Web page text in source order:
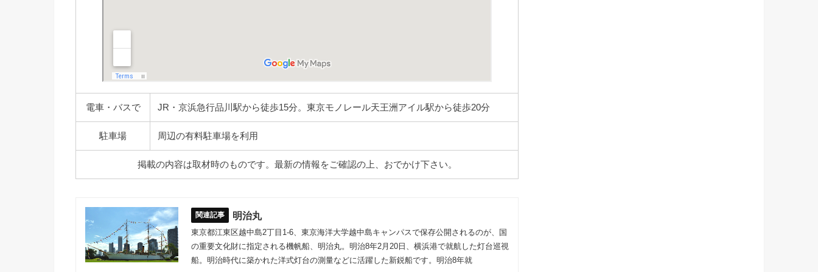
電車・バスで JR・京浜急行品川駅から徒歩15分。東京モノレール天王洲アイル駅から徒歩20分
駐車場 周辺の有料駐車場を利用
掲載の内容は取材時のものです。最新の情報をご確認の上、おでかけ下さい。
明治丸
東京都江東区越中島2丁目1-6、東京海洋大学越中島キャンパスで保存公開されるのが、国
の重要文化財に指定される機帆船、明治丸。明治8年2月20日、横浜港で就航した灯台巡視
船。明治時代に築かれた洋式灯台の測量などに活躍した新鋭船です。明治8年就